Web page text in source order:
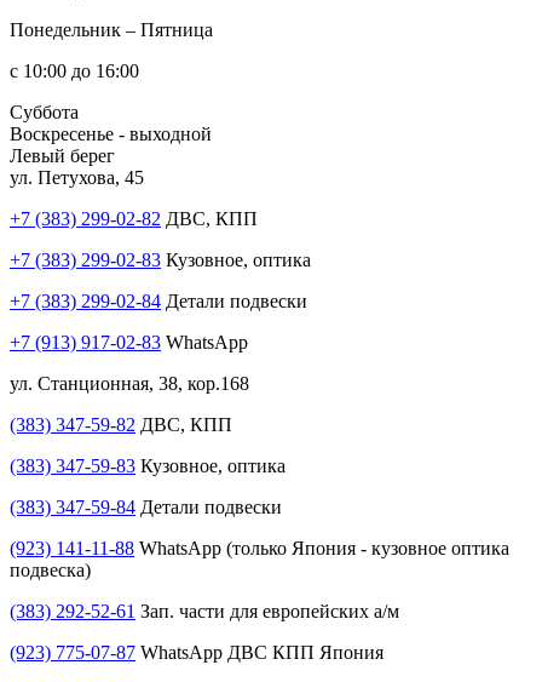
Понедельник – Пятница
с 10:00 до 16:00
Суббота
Воскресенье - выходной
Левый берег
ул. Петухова, 45
+7 (383) 299-02-82 ДВС, КПП
+7 (383) 299-02-83 Кузовное, оптика
+7 (383) 299-02-84 Детали подвески
+7 (913) 917-02-83 WhatsApp
ул. Станционная, 38, кор.168
(383) 347-59-82 ДВС, КПП
(383) 347-59-83 Кузовное, оптика
(383) 347-59-84 Детали подвески
(923) 141-11-88 WhatsApp (только Япония - кузовное оптика
подвеска)
(383) 292-52-61 Зап. части для европейских а/м
(923) 775-07-87 WhatsApp ДВС КПП Япония